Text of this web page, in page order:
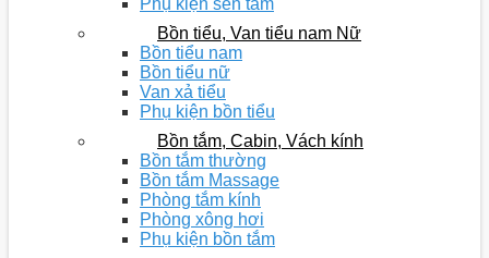
Phụ kiện sen tắm
Bồn tiểu, Van tiểu nam Nữ
Bồn tiểu nam
Bồn tiểu nữ
Van xả tiểu
Phụ kiện bồn tiểu
Bồn tắm, Cabin, Vách kính
Bồn tắm thường
Bồn tắm Massage
Phòng tắm kính
Phòng xông hơi
Phụ kiện bồn tắm